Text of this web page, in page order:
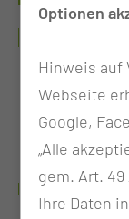
2008
Optionen
Hinweis auf
Webseite
Google,
„Alle
gem. Art. 49
Ihre Daten